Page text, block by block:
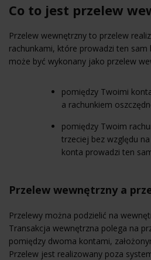
Co to jest przelew
Przelew wewnętrzny to przelew
rachunkami, które prowadzi ten
może być wykonany jako przelew
pomiędzy Twoimi
a rachunkiem
pomiędzy Twoim
trzeciej bez względu
konta prowadzi ten
Przelew wewnętrzny a
Przelewy można podzielić na
Transakcja wewnętrzna polega na
pomiędzy dwoma kontami,
Przelew jest realizowany poza